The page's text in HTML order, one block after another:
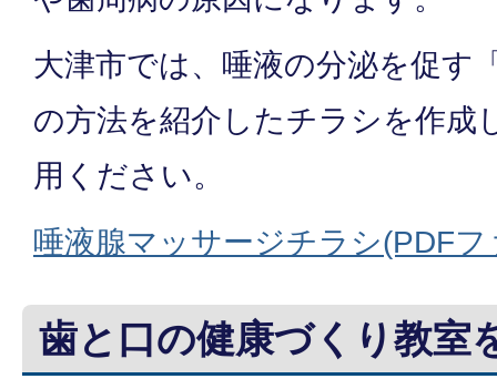
大津市では、唾液の分泌を促す
の方法を紹介したチラシを作成
用ください。
唾液腺マッサージチラシ(PDF
歯と口の健康づくり教室